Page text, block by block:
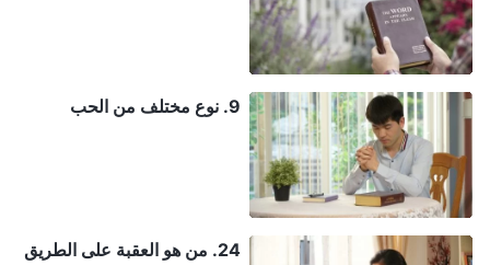
9. نوع مختلف من الحب
24. من هو العقبة على الطريق